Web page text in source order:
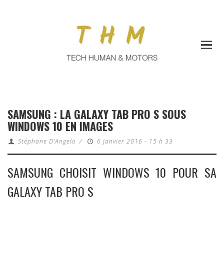
SAMSUNG : LA GALAXY TAB PRO S SOUS
WINDOWS 10 EN IMAGES
Stéphane D'Angelo / 6 janvier 2016 - 15 h 33
SAMSUNG CHOISIT WINDOWS 10 POUR SA
GALAXY TAB PRO S